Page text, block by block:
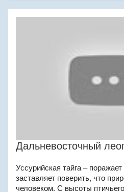
Дальневосточный
Уссурийская тайга –
заставляет поверить, что
человеком. С высоты